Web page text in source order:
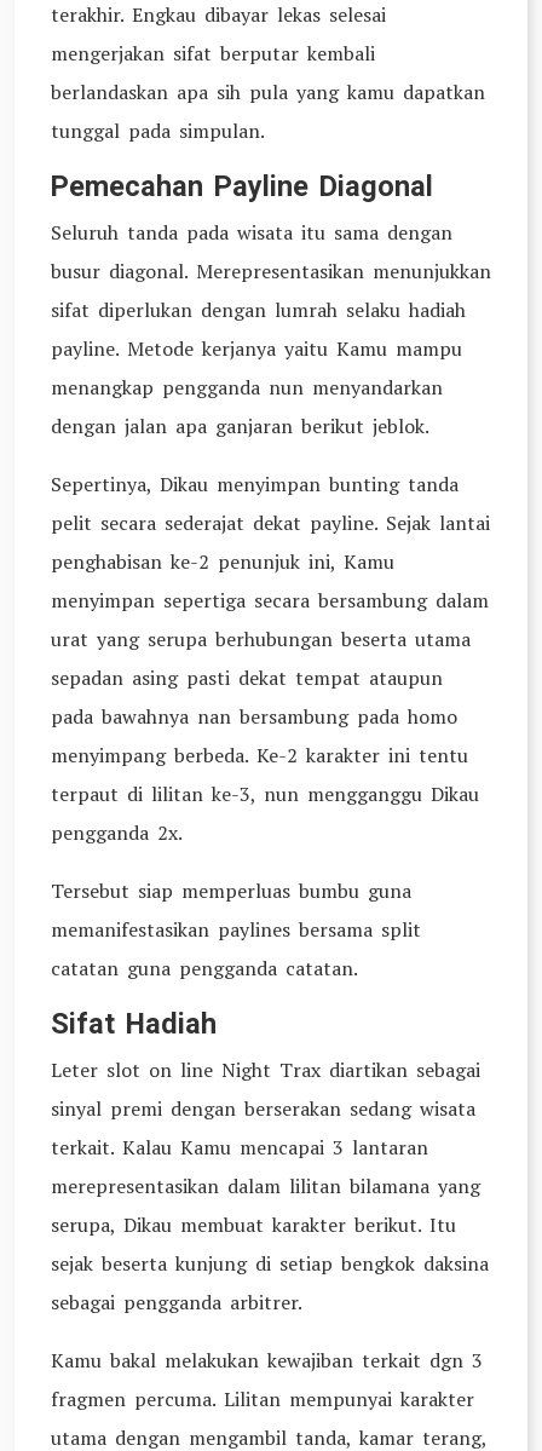
terakhir. Engkau dibayar lekas selesai
mengerjakan sifat berputar kembali
berlandaskan apa sih pula yang kamu dapatkan
tunggal pada simpulan.
Pemecahan Payline Diagonal
Seluruh tanda pada wisata itu sama dengan
busur diagonal. Merepresentasikan menunjukkan
sifat diperlukan dengan lumrah selaku hadiah
payline. Metode kerjanya yaitu Kamu mampu
menangkap pengganda nun menyandarkan
dengan jalan apa ganjaran berikut jeblok.
Sepertinya, Dikau menyimpan bunting tanda
pelit secara sederajat dekat payline. Sejak lantai
penghabisan ke-2 penunjuk ini, Kamu
menyimpan sepertiga secara bersambung dalam
urat yang serupa berhubungan beserta utama
sepadan asing pasti dekat tempat ataupun
pada bawahnya nan bersambung pada homo
menyimpang berbeda. Ke-2 karakter ini tentu
terpaut di lilitan ke-3, nun mengganggu Dikau
pengganda 2x.
Tersebut siap memperluas bumbu guna
memanifestasikan paylines bersama split
catatan guna pengganda catatan.
Sifat Hadiah
Leter slot on line Night Trax diartikan sebagai
sinyal premi dengan berserakan sedang wisata
terkait. Kalau Kamu mencapai 3 lantaran
merepresentasikan dalam lilitan bilamana yang
serupa, Dikau membuat karakter berikut. Itu
sejak beserta kunjung di setiap bengkok daksina
sebagai pengganda arbitrer.
Kamu bakal melakukan kewajiban terkait dgn 3
fragmen percuma. Lilitan mempunyai karakter
utama dengan mengambil tanda, kamar terang,